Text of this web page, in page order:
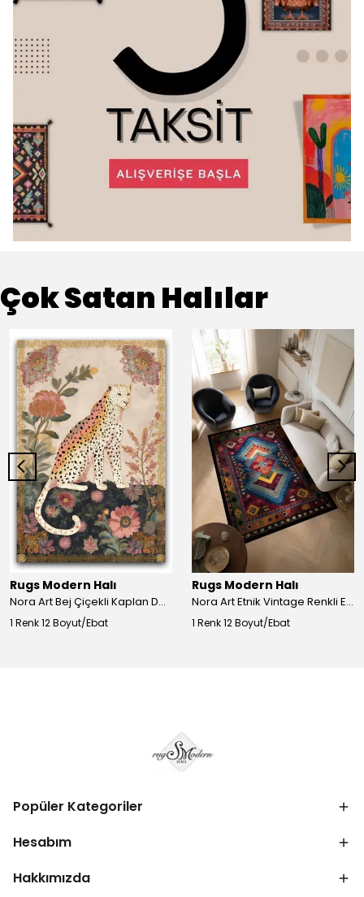
Çok Satan Halılar
Rugs Modern Halı
Nora Art Bej Çiçekli Kaplan Desenli Dokuma Taban Dekoratif Salon Halısı 61
1 Renk 12 Boyut/Ebat
Rugs Modern Halı
Nora Art Etnik Vintage Renkli Eskitme Dokuma Taban Dekoratif Salon Halısı 63
1 Renk 12 Boyut/Ebat
Popüler Kategoriler
Hesabım
Hakkımızda